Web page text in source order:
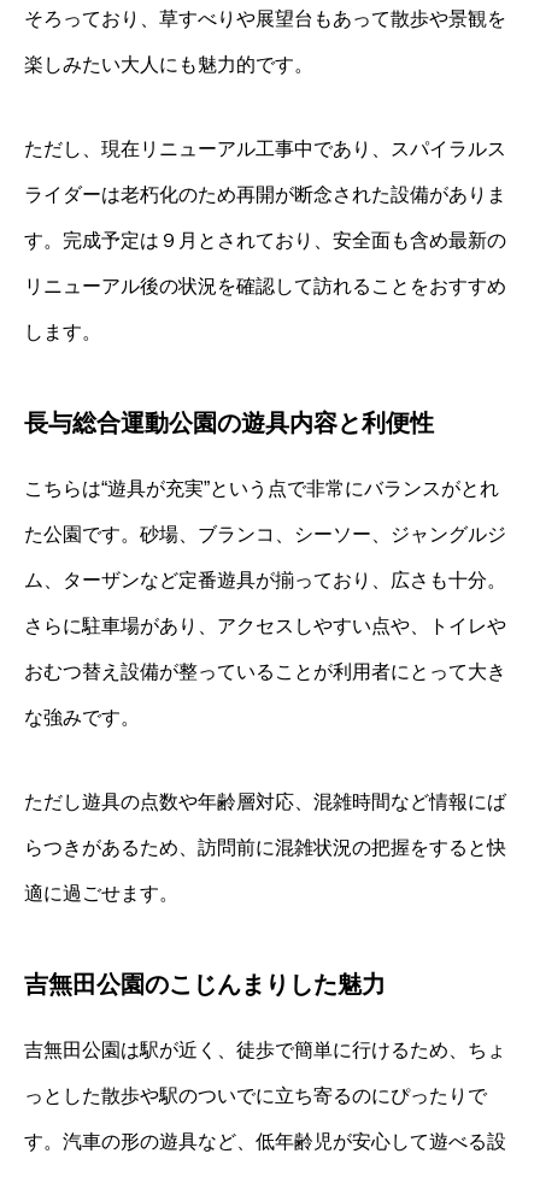
そろっており、草すべりや展望台もあって散歩や景観を
楽しみたい大人にも魅力的です。
ただし、現在リニューアル工事中であり、スパイラルス
ライダーは老朽化のため再開が断念された設備がありま
す。完成予定は９月とされており、安全面も含め最新の
リニューアル後の状況を確認して訪れることをおすすめ
します。
長与総合運動公園の遊具内容と利便性
こちらは“遊具が充実”という点で非常にバランスがとれ
た公園です。砂場、ブランコ、シーソー、ジャングルジ
ム、ターザンなど定番遊具が揃っており、広さも十分。
さらに駐車場があり、アクセスしやすい点や、トイレや
おむつ替え設備が整っていることが利用者にとって大き
な強みです。
ただし遊具の点数や年齢層対応、混雑時間など情報にば
らつきがあるため、訪問前に混雑状況の把握をすると快
適に過ごせます。
吉無田公園のこじんまりした魅力
吉無田公園は駅が近く、徒歩で簡単に行けるため、ちょ
っとした散歩や駅のついでに立ち寄るのにぴったりで
す。汽車の形の遊具など、低年齢児が安心して遊べる設